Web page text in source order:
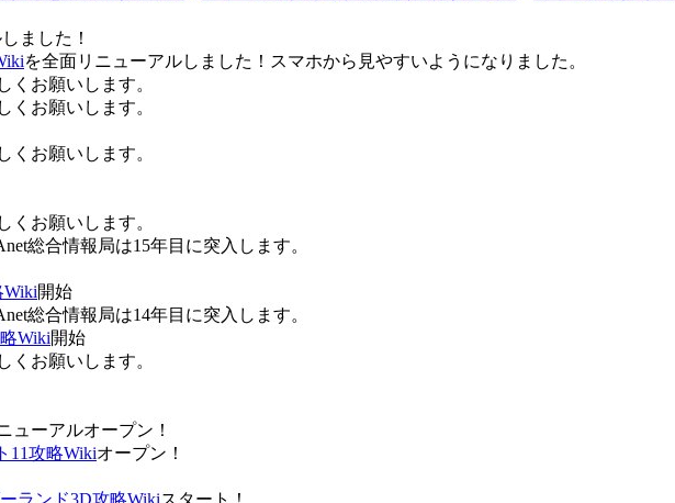
ました！
を全面リニューアルしました！スマホから見やすいようになりました。
お願いします。
お願いします。
お願いします。
お願いします。
総合情報局は15年目に突入します。
Wiki開始
総合情報局は14年目に突入します。
Wiki開始
お願いします。
ューアルオープン！
11攻略Wikiオープン！
ランド3D攻略Wikiスタート！